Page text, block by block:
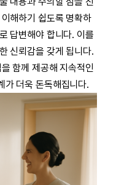
해하기 쉽도록 명확하
답변해야 합니다. 이를
신뢰감을 갖게 됩니다.
함께 제공해 지속적인
가 더욱 돈독해집니다.